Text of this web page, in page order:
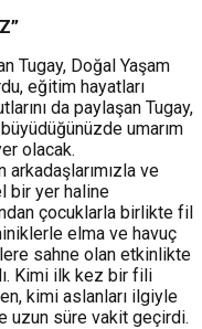
Tugay, Doğal Yaşam
eğitim hayatları
da paylaşan Tugay,
umarım
olacak.
ve
bir yer haline
çocuklarla birlikte fil
elma ve havuç
sahne olan etkinlikte
Kimi ilk kez bir fili
kimi aslanları ilgiyle
uzun süre vakit geçirdi.